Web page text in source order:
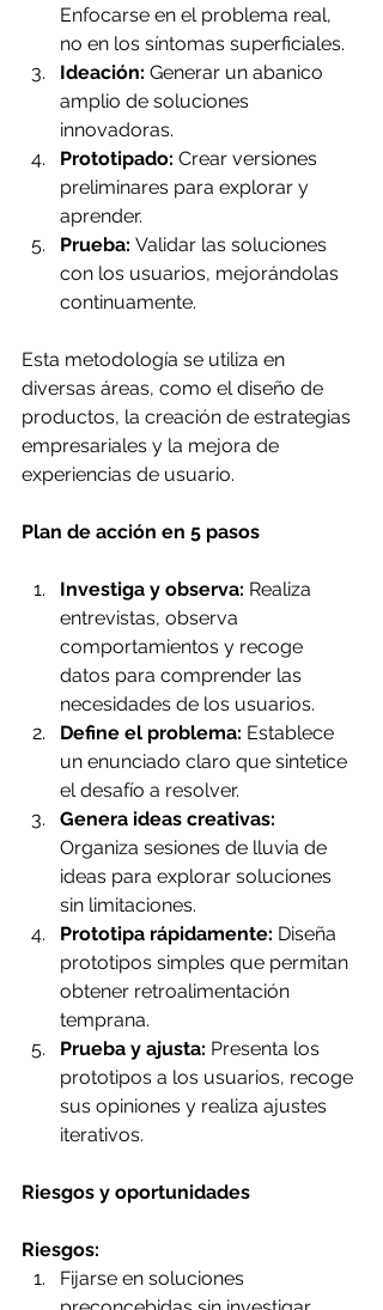
Enfocarse en el problema real,
no en los síntomas superficiales.
Ideación: Generar un abanico
amplio de soluciones
innovadoras.
Prototipado: Crear versiones
preliminares para explorar y
aprender.
Prueba: Validar las soluciones
con los usuarios, mejorándolas
continuamente.
Esta metodología se utiliza en
diversas áreas, como el diseño de
productos, la creación de estrategias
empresariales y la mejora de
experiencias de usuario.
Plan de acción en 5 pasos
Investiga y observa: Realiza
entrevistas, observa
comportamientos y recoge
datos para comprender las
necesidades de los usuarios.
Define el problema: Establece
un enunciado claro que sintetice
el desafío a resolver.
Genera ideas creativas:
Organiza sesiones de lluvia de
ideas para explorar soluciones
sin limitaciones.
Prototipa rápidamente: Diseña
prototipos simples que permitan
obtener retroalimentación
temprana.
Prueba y ajusta: Presenta los
prototipos a los usuarios, recoge
sus opiniones y realiza ajustes
iterativos.
Riesgos y oportunidades
Riesgos:
Fijarse en soluciones